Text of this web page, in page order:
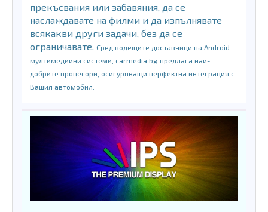
прекъсвания или забавяния, да се
наслаждавате на филми и да изпълнявате
всякакви други задачи, без да се
ограничавате. Сред водещите доставчици на Android
мултимедийни системи, carmedia.bg предлага най-
добрите процесори, осигуряващи перфектна интеграция с
Вашия автомобил.